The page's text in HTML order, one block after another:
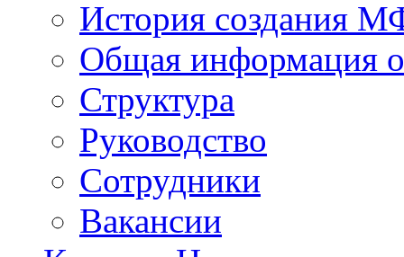
История создания
Общая
Структура
Руководство
Сотрудники
Вакансии